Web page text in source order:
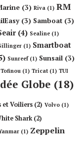
(3) Riva (1) RM
(3) Samboat (3)
(4) Sealine (1)
(1) Smartboat
Sunreef(1) Sunsail (3)
Tofinou (1) Tricat (1) TUI
Globe (18)
et Voiliers (2) Volvo (1)
Shark(2)
(1) Zeppelin